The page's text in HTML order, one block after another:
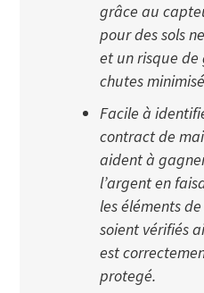
grâce au
pour des sols
et un risque de
chutes
Facile à
contract de
aident à
l’argent en
les éléments
soient vérifiés
est
protegé.